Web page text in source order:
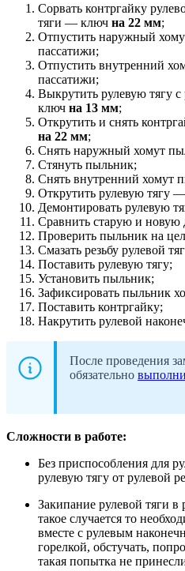
Сорвать контргайку
тяги — ключ на 22 мм;
Отпустить наружный
пассатижи;
Отпустить внутренний
пассатижи;
Выкрутить рулевую тягу
ключ на 13 мм;
Открутить и снять
на 22 мм;
Снять наружный хомут
Стянуть пыльник;
Снять внутренний хомут
Открутить рулевую тягу
Демонтировать рулевую
Сравнить старую и новую
Проверить пыльник на
Смазать резьбу рулевой
Поставить рулевую тягу;
Установить пыльник;
Зафиксировать пыльник
Поставить контргайку;
Накрутить рулевой
После проведения
обязательно
Сложности в работе:
Без приспособления для
рулевую тягу от рулевой
Закипание рулевой тяги
такое случается то
вместе с рулевым
горелкой, обстучать,
такая попытка не